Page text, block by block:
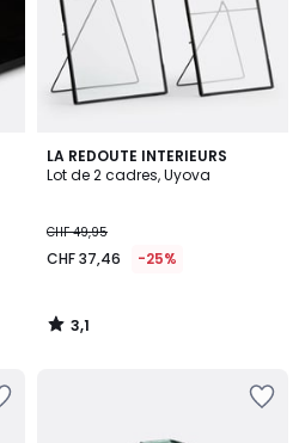
LA REDOUTE INTERIEURS
Lot de 2 cadres, Uyova
CHF 49,95
CHF 37,46 -25%
3,1
/
3,1
/